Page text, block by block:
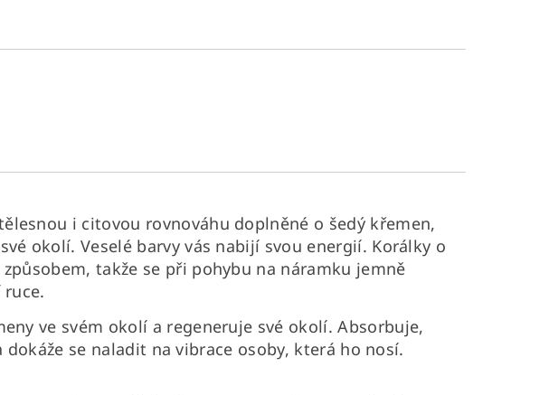
i citovou rovnováhu doplněné o šedý křemen,
okolí. Veselé barvy vás nabijí svou energií. Korálky o
takže se při pohybu na náramku jemně
ve svém okolí a regeneruje své okolí. Absorbuje,
se naladit na vibrace osoby, která ho nosí.